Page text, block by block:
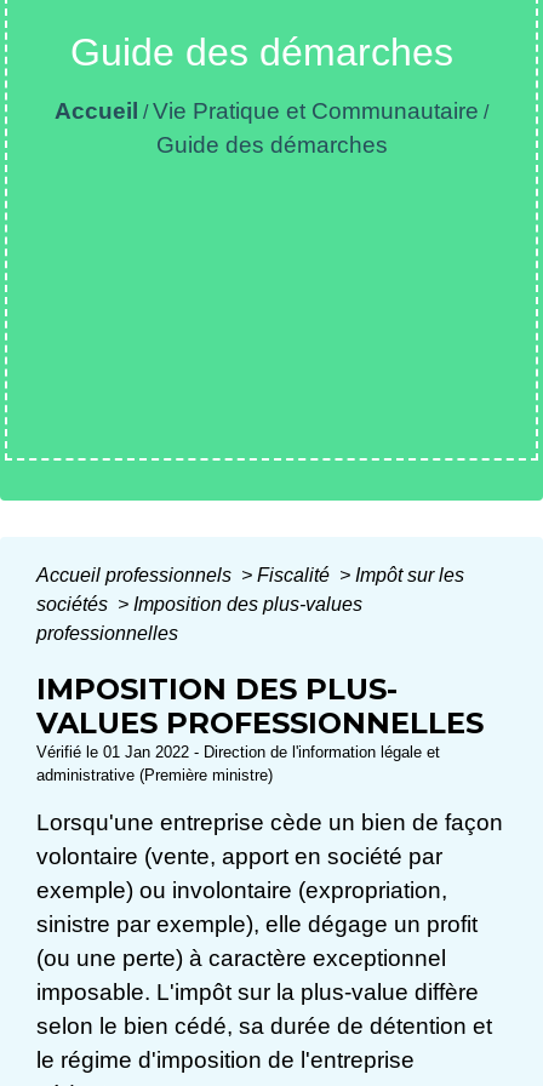
Guide des démarches
Accueil /Vie Pratique et Communautaire /
Guide des démarches
Accueil professionnels > Fiscalité > Impôt sur les
sociétés > Imposition des plus-values
professionnelles
IMPOSITION DES PLUS-
VALUES PROFESSIONNELLES
Vérifié le 01 Jan 2022 - Direction de l'information légale et
administrative (Première ministre)
Lorsqu'une entreprise cède un bien de façon
volontaire (vente, apport en société par
exemple) ou involontaire (expropriation,
sinistre par exemple), elle dégage un profit
(ou une perte) à caractère exceptionnel
imposable. L'impôt sur la plus-value diffère
selon le bien cédé, sa durée de détention et
le régime d'imposition de l'entreprise